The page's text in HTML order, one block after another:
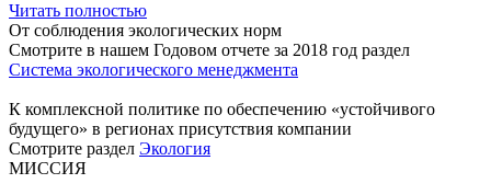
Читать полностью
От соблюдения экологических норм
Смотрите в нашем Годовом отчете за 2018 год раздел
Система экологического менеджмента
К комплексной политике по обеспечению «устойчивого
будущего» в регионах присутствия компании
Смотрите раздел Экология
МИССИЯ